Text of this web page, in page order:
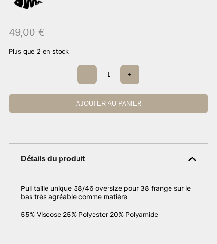
49,00 €
Plus que 2 en stock
quantité
Pull
oversize
frangé
- +
AJOUTER AU PANIER
Détails du produit
Pull taille unique 38/46 oversize pour 38 frange sur le
bas très agréable comme matière
55% Viscose 25% Polyester 20% Polyamide